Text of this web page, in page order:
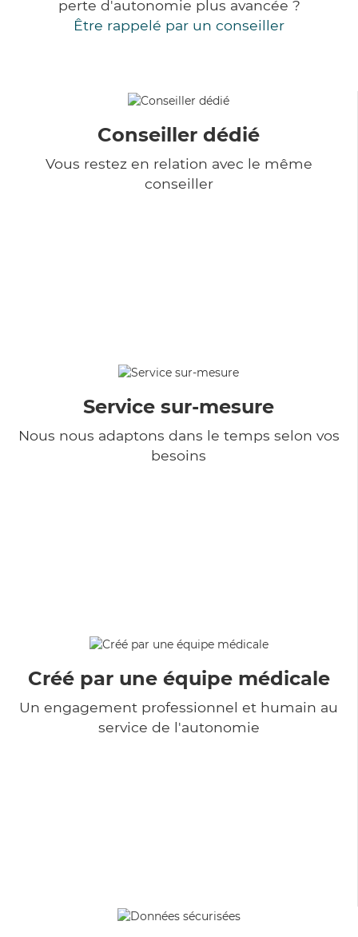
perte d'autonomie plus avancée ?
Être rappelé par un conseiller
Conseiller dédié
Vous restez en relation avec le même
conseiller
Service sur-mesure
Nous nous adaptons dans le temps selon vos
besoins
Créé par une équipe médicale
Un engagement professionnel et humain au
service de l'autonomie